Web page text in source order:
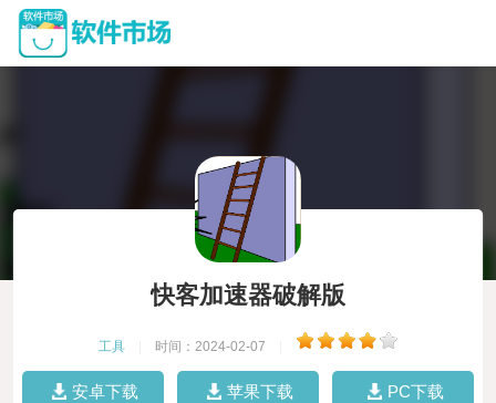
快客加速器破解版
工具 时间：2024-02-07
安卓下载 苹果下载 PC下载